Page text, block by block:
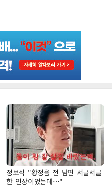
정보석 "황정음 전 남편 서글서글
한 인상이었는데…"